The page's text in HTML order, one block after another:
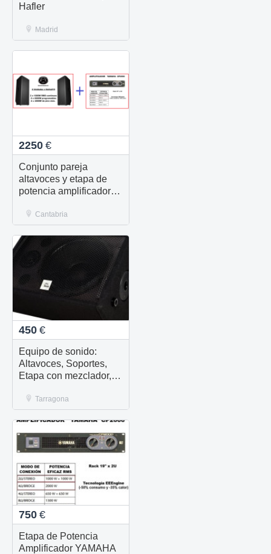
Hafler
Madrid
2250 €
Conjunto pareja
altavoces y etapa de
potencia amplificadora
Cantabria
450 €
Equipo de sonido:
Altavoces, Soportes,
Etapa con mezclador,
Tarragona
750 €
Etapa de Potencia
Amplificador YAMAHA